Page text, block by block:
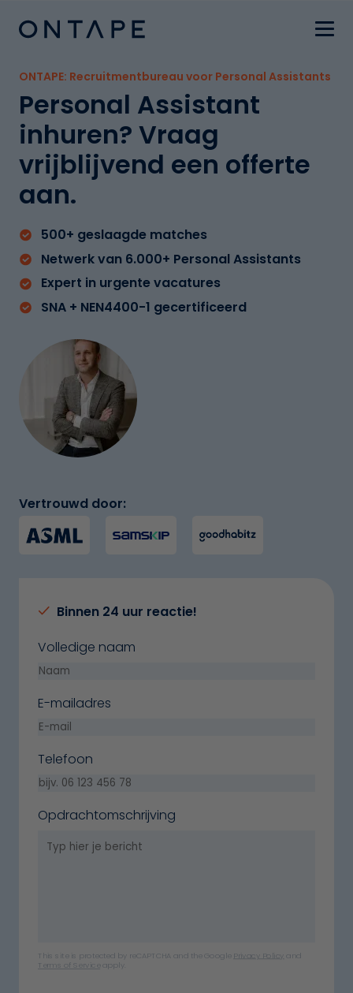
ONTAPE: Recruitmentbureau voor Personal Assistants
Personal Assistant
inhuren? Vraag
vrijblijvend een offerte
aan.
500+ geslaagde matches
Netwerk van 6.000+ Personal Assistants
Expert in urgente vacatures
SNA + NEN4400-1 gecertificeerd
Vertrouwd door:
Binnen 24 uur reactie!
Volledige naam
E-mailadres
Telefoon
Opdrachtomschrijving
This site is protected by reCAPTCHA and the Google Privacy Policy and
Terms of Serviceapply.